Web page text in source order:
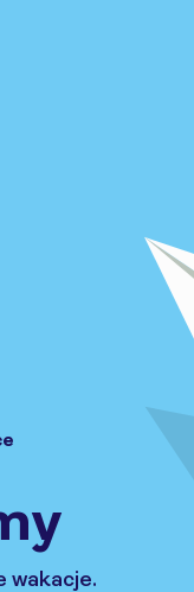
wakacje.